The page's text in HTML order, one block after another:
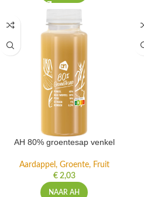
AH 80% groentesap venkel
Aardappel, Groente, Fruit
€2,03
NAAR AH